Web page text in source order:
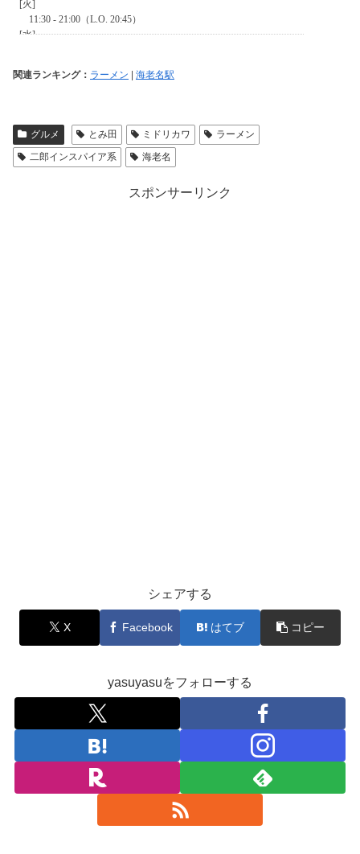
関連ランキング： ラーメン 海老名駅
グルメ とみ田 ミドリカワ
ラーメン
二郎インスパイア系
海老名
スポンサーリンク
シェアする
X Facebook はてブ コピー
yasuyasuをフォローする